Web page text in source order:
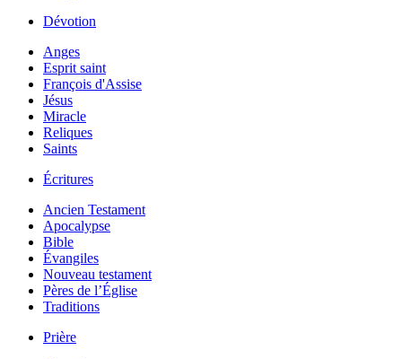
Dévotion
Anges
Esprit saint
François d'Assise
Jésus
Miracle
Reliques
Saints
Écritures
Ancien Testament
Apocalypse
Bible
Évangiles
Nouveau testament
Pères de l’Église
Traditions
Prière